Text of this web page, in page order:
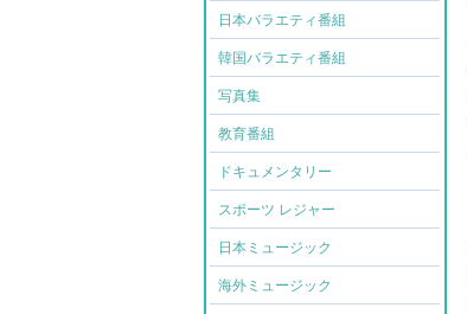
日本バラエティ番組
韓国バラエティ番組
写真集
教育番組
ドキュメンタリー
スポーツ レジャー
日本ミュージック
海外ミュージック